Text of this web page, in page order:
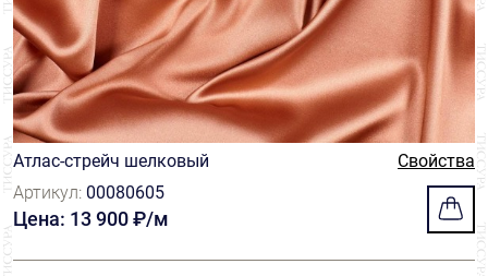
Атлас-стрейч шелковый
Свойства
Артикул: 00080605
Цена: 13 900 ₽/м